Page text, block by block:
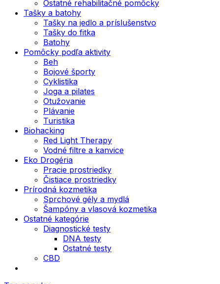
Ostatné rehabilitačné pomôcky
Tašky a batohy
Tašky na jedlo a príslušenstvo
Tašky do fitka
Batohy
Pomôcky podľa aktivity
Beh
Bojové športy
Cyklistika
Joga a pilates
Otužovanie
Plávanie
Turistika
Biohacking
Red Light Therapy
Vodné filtre a kanvice
Eko Drogéria
Pracie prostriedky
Čistiace prostriedky
Prírodná kozmetika
Sprchové gély a mydlá
Šampóny a vlasová kozmetika
Ostatné kategórie
Diagnostické testy
DNA testy
Ostatné testy
CBD